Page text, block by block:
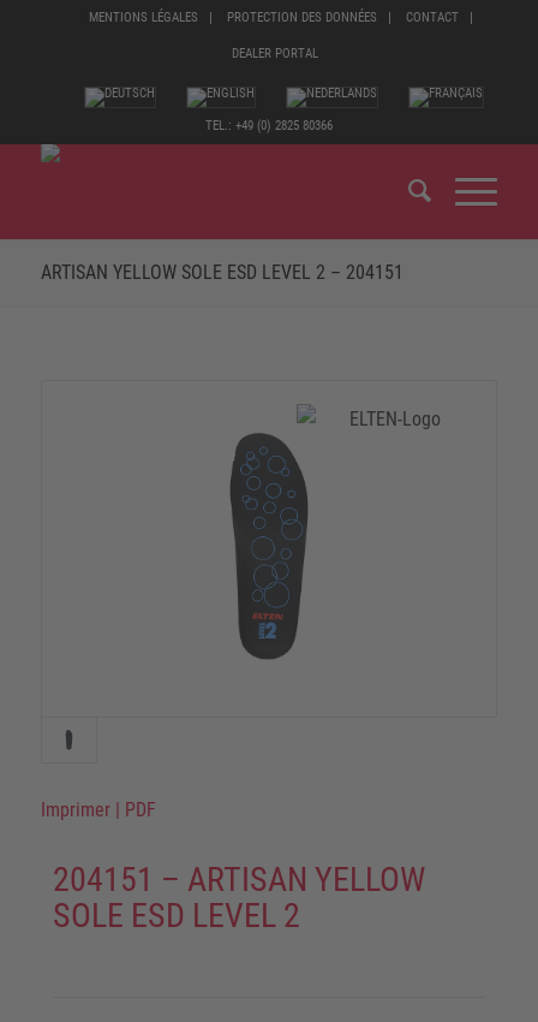
MENTIONS LÉGALES PROTECTION DES DONNÉES CONTACT
DEALER PORTAL
TEL.: +49 (0) 2825 80366
ARTISAN YELLOW SOLE ESD LEVEL 2 – 204151
Imprimer PDF
204151 – ARTISAN YELLOW
SOLE ESD LEVEL 2